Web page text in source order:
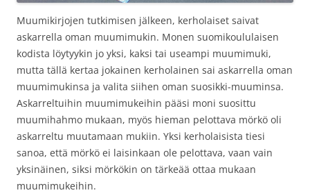
Muumikirjojen tutkimisen jälkeen, kerholaiset saivat
askarrella oman muumimukin. Monen suomikoululaisen
kodista löytyykin jo yksi, kaksi tai useampi muumimuki,
mutta tällä kertaa jokainen kerholainen sai askarrella oman
muumimukinsa ja valita siihen oman suosikki-muuminsa.
Askarreltuihin muumimukeihin pääsi moni suosittu
muumihahmo mukaan, myös hieman pelottava mörkö oli
askarreltu muutamaan mukiin. Yksi kerholaisista tiesi
sanoa, että mörkö ei laisinkaan ole pelottava, vaan vain
yksinäinen, siksi mörkökin on tärkeää ottaa mukaan
muumimukeihin.